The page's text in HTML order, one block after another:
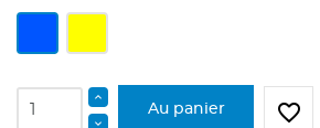
Au panier favorite_border